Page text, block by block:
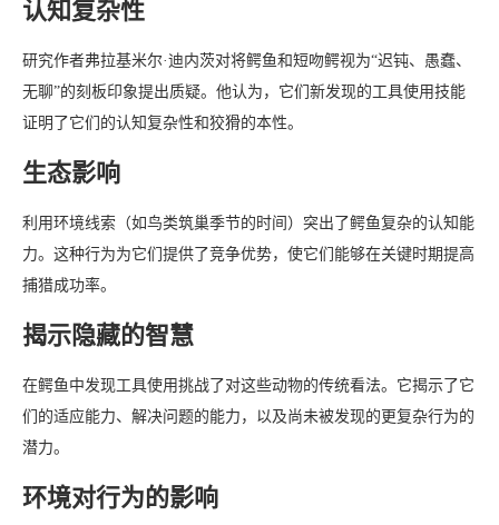
力。这种行为为它们提供了竞争优势，使它们能够在关键时期提高
揭示隐藏的智慧
们的适应能力、解决问题的能力，以及尚未被发现的更复杂行为的
环境对行为的影响
节筑巢的鸟类数量众多，这为它们提供了利用特定食物来源的机
动物行为的动态性
鳄鱼的工具使用行为证明了它们的适应能力，以及动物智力的各个